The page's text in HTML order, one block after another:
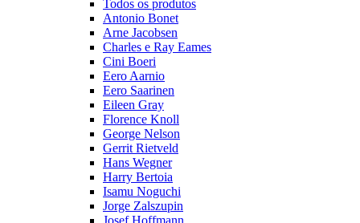
Todos os produtos
Antonio Bonet
Arne Jacobsen
Charles e Ray Eames
Cini Boeri
Eero Aarnio
Eero Saarinen
Eileen Gray
Florence Knoll
George Nelson
Gerrit Rietveld
Hans Wegner
Harry Bertoia
Isamu Noguchi
Jorge Zalszupin
Josef Hoffmann